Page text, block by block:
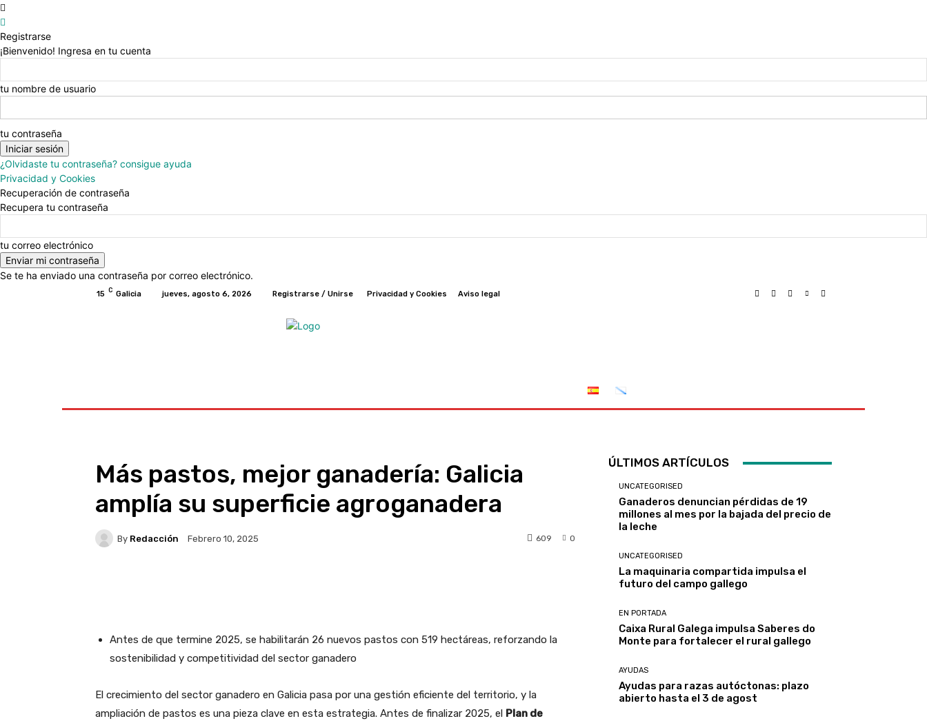
Registrarse
¡Bienvenido! Ingresa en tu cuenta
tu nombre de usuario
tu contraseña
¿Olvidaste tu contraseña? consigue ayuda
Privacidad y Cookies
Recuperación de contraseña
Recupera tu contraseña
tu correo electrónico
Se te ha enviado una contraseña por correo electrónico.
15 C Galicia jueves, agosto 6, 2026 Registrarse / Unirse Privacidad y Cookies Aviso legal
Más pastos, mejor ganadería: Galicia
amplía su superficie agroganadera
By Redacción Febrero 10, 2025 0
609
Antes de que termine 2025, se habilitarán 26 nuevos pastos con 519 hectáreas, reforzando la
sostenibilidad y competitividad del sector ganadero
El crecimiento del sector ganadero en Galicia pasa por una gestión eficiente del territorio, y la
ampliación de pastos es una pieza clave en esta estrategia. Antes de finalizar 2025, el Plan de
ÚLTIMOS ARTÍCULOS
UNCATEGORISED
Ganaderos denuncian pérdidas de 19
millones al mes por la bajada del precio de
la leche
UNCATEGORISED
La maquinaria compartida impulsa el
futuro del campo gallego
EN PORTADA
Caixa Rural Galega impulsa Saberes do
Monte para fortalecer el rural gallego
AYUDAS
Ayudas para razas autóctonas: plazo
abierto hasta el 3 de agost